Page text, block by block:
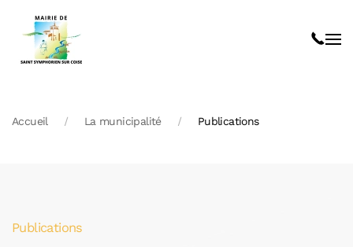
Skip to main content
Accueil La municipalité Publications
Publications